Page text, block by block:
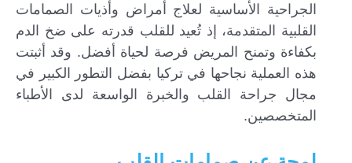
الجراحية الأساسية لعلاج أمراض وأذيات الصمامات
القلبية المتقدمة، إذ تُعيد للقلب قدرته على ضخ الدم
بكفاءة وتمنح المريض فرصة لحياة أفضل. وقد أثبتت
هذه العملية نجاحها في تركيا بفضل التطور الكبير في
مجال جراحة القلب والخبرة الواسعة لدى الأطباء
المتخصصين.